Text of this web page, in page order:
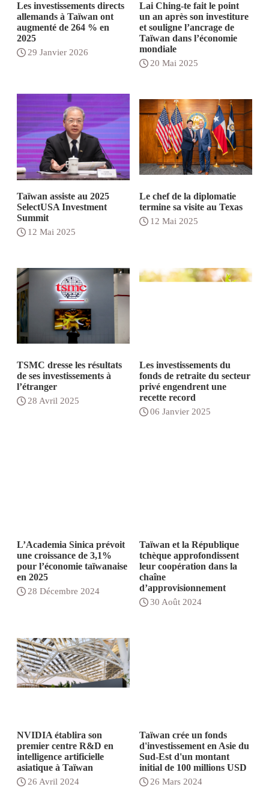
Les investissements directs
allemands à Taïwan ont
augmenté de 264 % en
2025
29 Janvier 2026
Lai Ching-te fait le point
un an après son investiture
et souligne l’ancrage de
Taïwan dans l’économie
mondiale
20 Mai 2025
Taïwan assiste au 2025
SelectUSA Investment
Summit
12 Mai 2025
Le chef de la diplomatie
termine sa visite au Texas
12 Mai 2025
TSMC dresse les résultats
de ses investissements à
l’étranger
28 Avril 2025
Les investissements du
fonds de retraite du secteur
privé engendrent une
recette record
06 Janvier 2025
L’Academia Sinica prévoit
une croissance de 3,1%
pour l’économie taïwanaise
en 2025
28 Décembre 2024
Taïwan et la République
tchèque approfondissent
leur coopération dans la
chaîne
d’approvisionnement
30 Août 2024
NVIDIA établira son
premier centre R&D en
intelligence artificielle
asiatique à Taïwan
26 Avril 2024
Taïwan crée un fonds
d'investissement en Asie du
Sud-Est d'un montant
initial de 100 millions USD
26 Mars 2024